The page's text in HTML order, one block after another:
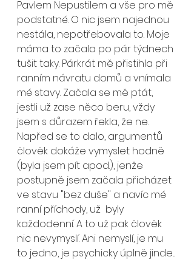
Pavlem Nepustilem a vše pro mě
podstatné. O nic jsem najednou
nestála, nepotřebovala to. Moje
máma to začala po pár týdnech
tušit taky. Párkrát mě přistihla při
ranním návratu domů a vnímala
mé stavy. Začala se mě ptát,
jestli už zase něco beru, vždy
jsem s důrazem řekla, že ne.
Napřed se to dalo, argumentů
člověk dokáže vymyslet hodně
(byla jsem pít apod.), jenže
postupně jsem začala přicházet
ve stavu "bez duše" a navíc mé
ranní příchody, už  byly
každodenní. A to už pak člověk
nic nevymyslí. Ani nemyslí, je mu
to jedno, je psychicky úplně jinde...